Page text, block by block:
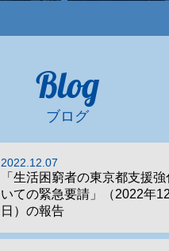
Blog
ブログ
2022.12.07
「生活困窮者の東京都支援
いての緊急要請」（2022年
日）の報告